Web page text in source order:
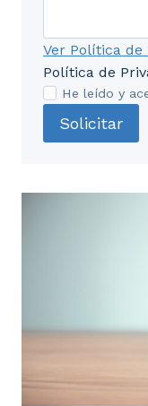
UD3.
tratamientos
3.1.
3.2. Ejercicio de
3.2.3. Derecho
3.2.4. Derecho
3.2.5. Derecho
3.2.6. Derecho
Ver Política de
Política de
He leído y
Solicitar